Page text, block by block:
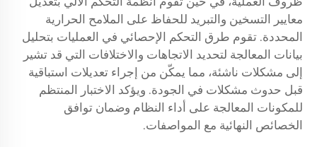
معايير التسخين والتبريد للحفاظ على الملامح الحرارية
المحددة. تقوم طرق التحكم الإحصائي في العمليات بتحليل
بيانات المعالجة لتحديد الاتجاهات والاختلافات التي قد تشير
إلى مشكلات ناشئة، مما يمكّن من إجراء تعديلات استباقية
قبل حدوث مشكلات في الجودة. ويؤكد الاختبار المنتظم
للمكونات المعالجة على أداء النظام وضمان توافق
الخصائص النهائية مع المواصفات.